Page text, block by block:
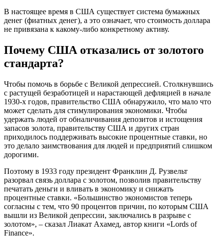
В настоящее время в США существует система бумажных
денег (фиатных денег), а это означает, что стоимость доллара
не привязана к какому-либо конкретному активу.
Почему США отказались от золотого
стандарта?
Чтобы помочь в борьбе с Великой депрессией. Столкнувшись
с растущей безработицей и нарастающей дефляцией в начале
1930-х годов, правительство США обнаружило, что мало что
может сделать для стимулирования экономики. Чтобы
удержать людей от обналичивания депозитов и истощения
запасов золота, правительству США и других стран
приходилось поддерживать высокие процентные ставки, но
это делало заимствования для людей и предприятий слишком
дорогими.
Поэтому в 1933 году президент Франклин Д. Рузвельт
разорвал связь доллара с золотом, позволив правительству
печатать деньги и вливать в экономику и снижать
процентные ставки. «Большинство экономистов теперь
согласны с тем, что 90 процентов причин, по которым США
вышли из Великой депрессии, заключались в разрыве с
золотом», – сказал Лиакат Ахамед, автор книги «Lords of
Finance».